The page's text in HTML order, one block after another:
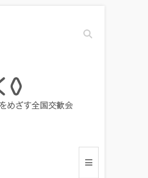
Search